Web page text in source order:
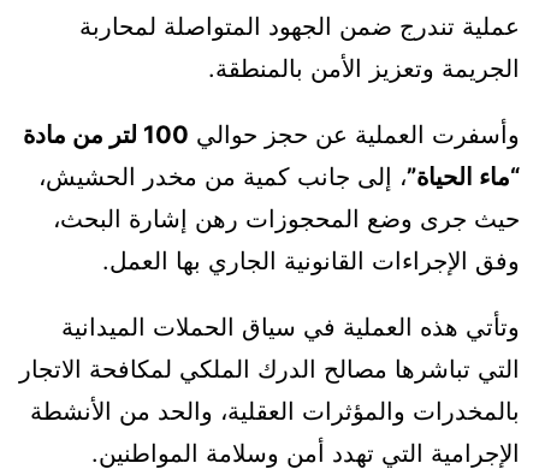
عملية تندرج ضمن الجهود المتواصلة لمحاربة
الجريمة وتعزيز الأمن بالمنطقة.
وأسفرت العملية عن حجز حوالي
100 لتر من مادة
“ماء الحياة”، إلى جانب كمية من مخدر الحشيش،
حيث جرى وضع المحجوزات رهن إشارة البحث،
وفق الإجراءات القانونية الجاري بها العمل.
وتأتي هذه العملية في سياق الحملات الميدانية
التي تباشرها مصالح الدرك الملكي لمكافحة الاتجار
بالمخدرات والمؤثرات العقلية، والحد من الأنشطة
الإجرامية التي تهدد أمن وسلامة المواطنين.